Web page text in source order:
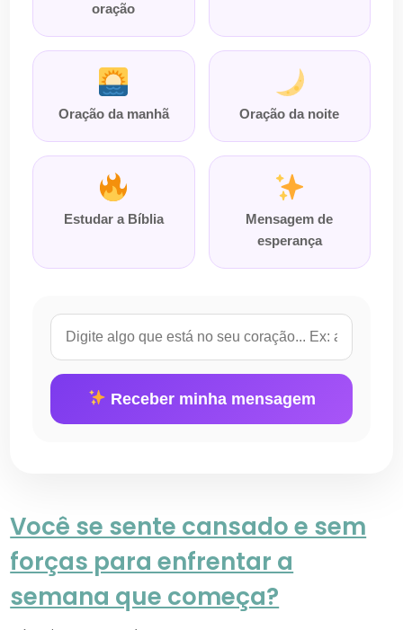
oração
Oração da manhã Oração da noite
Estudar a Bíblia
Mensagem de
esperança
Receber minha mensagem
Você se sente cansado e sem
forças para enfrentar a
semana que começa?